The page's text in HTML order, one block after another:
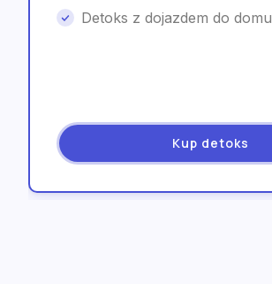
Detoks z dojazdem do domu
Kup detoks